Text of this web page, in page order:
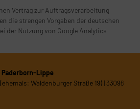
Vertrag zur Auftragsverarbeitung
die strengen Vorgaben der deutschen
der Nutzung von Google Analytics
Lippe
Waldenburger Straße 19) | 33098